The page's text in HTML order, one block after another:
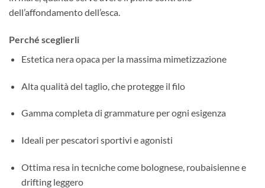
dell’affondamento dell’esca.
Perché sceglierli
Estetica nera opaca per la massima mimetizzazione
Alta qualità del taglio, che protegge il filo
Gamma completa di grammature per ogni esigenza
Ideali per pescatori sportivi e agonisti
Ottima resa in tecniche come bolognese, roubaisienne e
drifting leggero